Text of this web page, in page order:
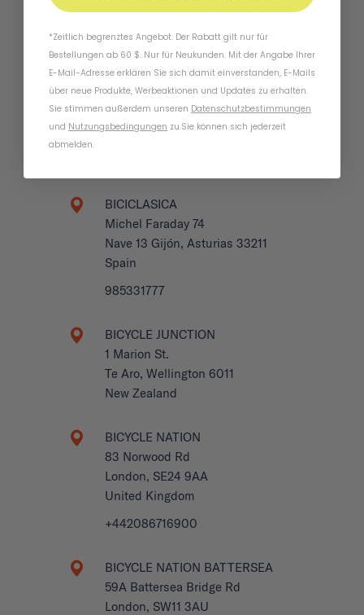
benbucklerboards.com.au/c…
BEYOND BIKES
27932 La Paz Rd
Suite H
Laguna Niguel, CA 92677
US
BICICLASICA
Michel Faraday 74
Nave 13 Gijón, Asturias 33211
Spain
985331777
BICYCLE JUNCTION
1 Marion St.
Te Aro, Wellington 6011
New Zealand
BICYCLE NATION
83 Norwood Rd
London, SE24 9AA
United Kingdom
+442086716900
BICYCLE NATION BATTERSEA
59A Battersea Bridge Rd
London, SW11 3AU
*Zeitlich begrenztes Angebot. Der Rabatt gilt nur für
Bestellungen ab 60 $. Nur für Neukunden. Mit der Angabe Ihrer
E-Mail-Adresse erklären Sie sich damit einverstanden, E-Mails
über neue Produkte, Werbeaktionen und Updates zu erhalten.
Sie stimmen außerdem unseren Datenschutzbestimmungen
und Nutzungsbedingungen zu.Sie können sich jederzeit
abmelden.